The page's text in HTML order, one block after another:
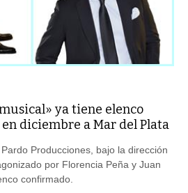
ya tiene elenco
diciembre a Mar del Plata
Producciones, bajo la dirección
por Florencia Peña y Juan
confirmado.